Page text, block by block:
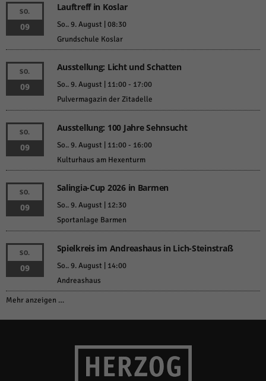
SO.
09
Lauftreff in Koslar
So.. 9. August | 08:30
Grundschule Koslar
SO.
09
Ausstellung: Licht und Schatten
So.. 9. August | 11:00- 17:00
Pulvermagazin der Zitadelle
SO.
09
Ausstellung: 100 Jahre Sehnsucht
So.. 9. August | 11:00- 16:00
Kulturhaus am Hexenturm
SO.
09
Salingia-Cup 2026 in Barmen
So.. 9. August | 12:30
Sportanlage Barmen
SO.
09
Spielkreis im Andreashaus in Lich-Steinstraß
So.. 9. August | 14:00
Andreashaus
Mehr anzeigen …